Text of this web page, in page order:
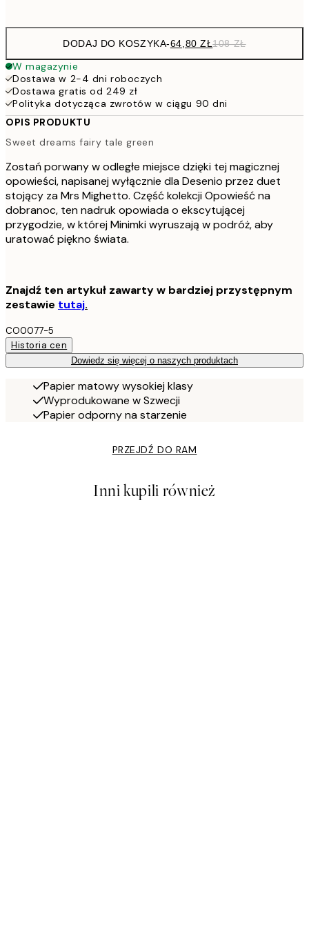
DODAJ DO KOSZYKA-64,80 ZŁ108 ZŁ
W magazynie
Dostawa w 2-4 dni roboczych
Dostawa gratis od 249 zł
Polityka dotycząca zwrotów w ciągu 90 dni
OPIS PRODUKTU
Sweet dreams fairy tale green
Zostań porwany w odległe miejsce dzięki tej magicznej
opowieści, napisanej wyłącznie dla Desenio przez duet
stojący za Mrs Mighetto. Część kolekcji Opowieść na
dobranoc, ten nadruk opowiada o ekscytującej
przygodzie, w której Minimki wyruszają w podróż, aby
uratować piękno świata.
Znajdź ten artykuł zawarty w bardziej przystępnym
zestawie tutaj.
CO0077-5
Historia cen
Dowiedz się więcej o naszych produktach
Papier matowy wysokiej klasy
Wyprodukowane w Szwecji
Papier odporny na starzenie
PRZEJDŹ DO RAM
Inni kupili również